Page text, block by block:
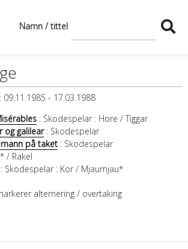
Namn / tittel
- 17.03.1988
: Skodespelar: Hore / Tiggar
og galilear: Skodespelar
på taket: Skodespelar
/ Rakel
Skodespelar: Kor / Mjaumjau*
alternering / overtaking